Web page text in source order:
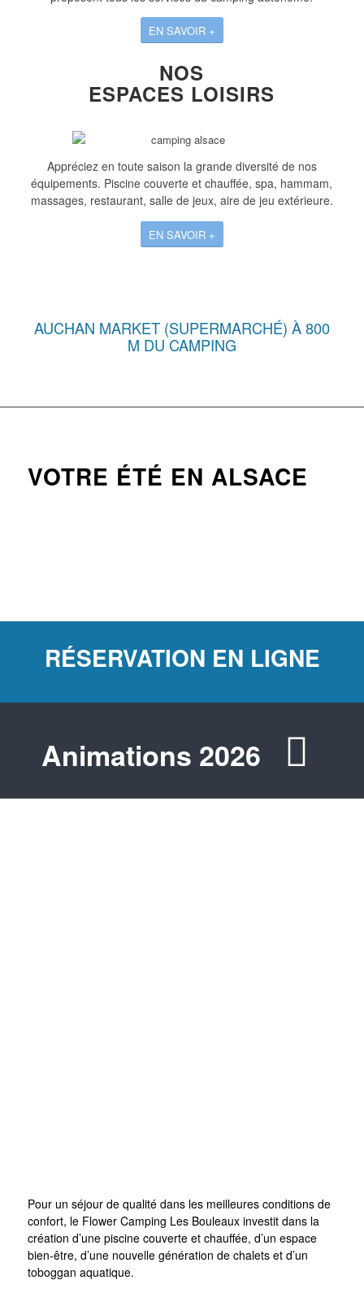
EN SAVOIR +
NOS
ESPACES LOISIRS
Appréciez en toute saison la grande diversité de nos
équipements. Piscine couverte et chauffée, spa, hammam,
massages, restaurant, salle de jeux, aire de jeu extérieure.
EN SAVOIR +
AUCHAN MARKET (SUPERMARCHÉ) À 800
M DU CAMPING
VOTRE ÉTÉ EN ALSACE
RÉSERVATION EN LIGNE
Animations 2026
Pour un séjour de qualité dans les meilleures conditions de
confort, le Flower Camping Les Bouleaux investit dans la
création d’une piscine couverte et chauffée, d’un espace
bien-être, d’une nouvelle génération de chalets et d’un
toboggan aquatique.